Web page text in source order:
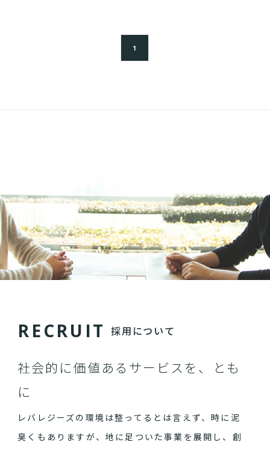
1
RECRU IT 採用について
社会的に価値あるサービスを、とも
に
レバレジーズの環境は整ってるとは言えず、時に泥
臭くもありますが、地に足ついた事業を展開し、創